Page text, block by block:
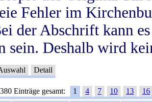
Fehler im
der Abschrift kann
sein. Deshalb wird
Detail
Einträge gesamt: 1 4 7 10 13
16